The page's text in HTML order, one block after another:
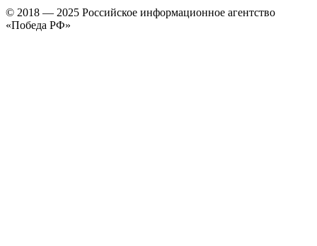
© 2018 — 2025 Российское информационное агентство
«Победа РФ»